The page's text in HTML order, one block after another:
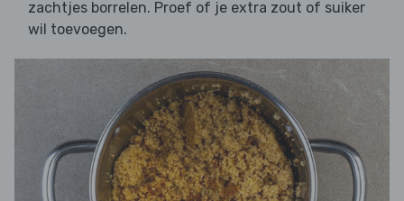
zachtjes borrelen. Proef of je extra zout of suiker
wil toevoegen.